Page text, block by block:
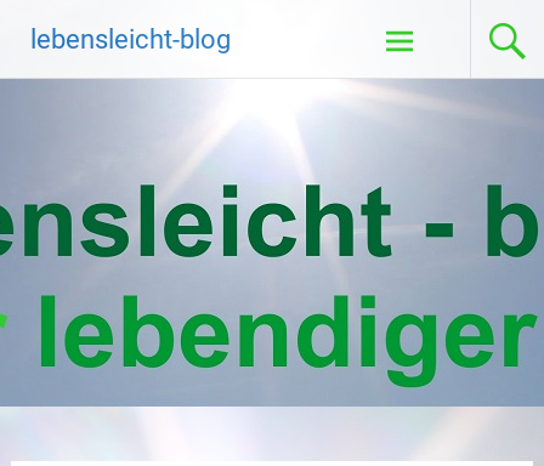
Inhalt
springen
lebensleicht-blog